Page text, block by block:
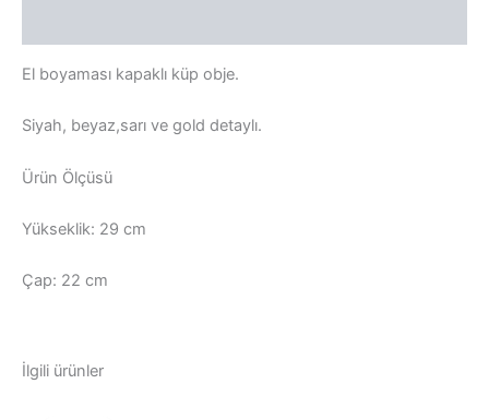
El boyaması kapaklı küp obje.
Siyah, beyaz,sarı ve gold detaylı.
Ürün Ölçüsü
Yükseklik: 29 cm
Çap: 22 cm
İlgili ürünler